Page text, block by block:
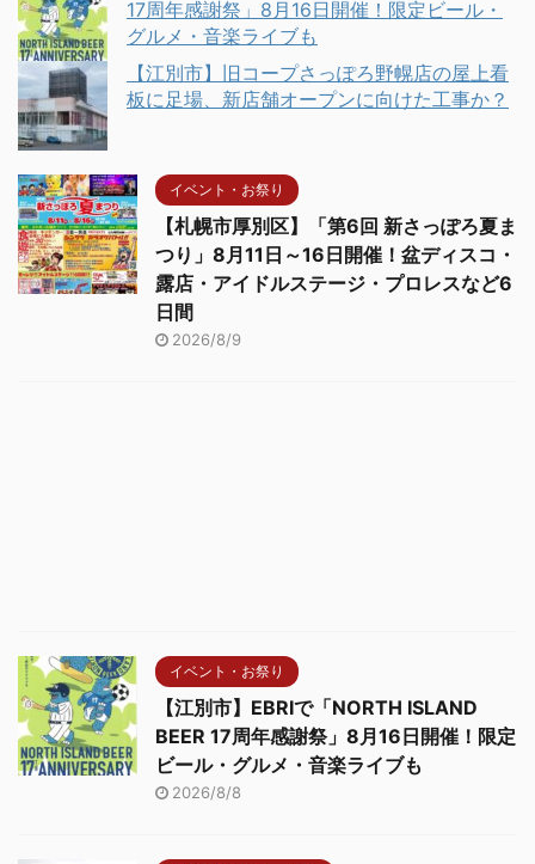
17周年感謝祭」8月16日開催！限定ビール・
グルメ・音楽ライブも
【江別市】旧コープさっぽろ野幌店の屋上看
板に足場、新店舗オープンに向けた工事か？
イベント・お祭り
【札幌市厚別区】「第6回 新さっぽろ夏ま
つり」8月11日～16日開催！盆ディスコ・
露店・アイドルステージ・プロレスなど6
日間
2026/8/9
イベント・お祭り
【江別市】EBRIで「NORTH ISLAND
BEER 17周年感謝祭」8月16日開催！限定
ビール・グルメ・音楽ライブも
2026/8/8